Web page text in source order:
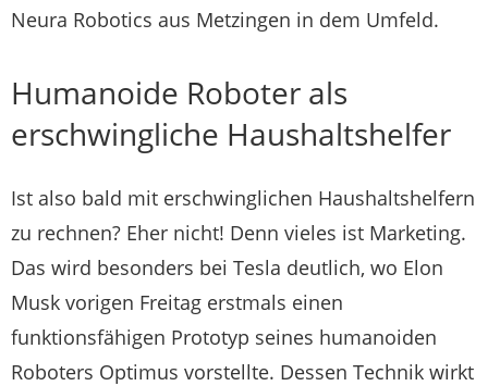
Neura Robotics aus Metzingen in dem Umfeld.
Humanoide Roboter als
erschwingliche Haushaltshelfer
Ist also bald mit erschwinglichen Haushaltshelfern
zu rechnen? Eher nicht! Denn vieles ist Marketing.
Das wird besonders bei Tesla deutlich, wo Elon
Musk vorigen Freitag erstmals einen
funktionsfähigen Prototyp seines humanoiden
Roboters Optimus vorstellte. Dessen Technik wirkt